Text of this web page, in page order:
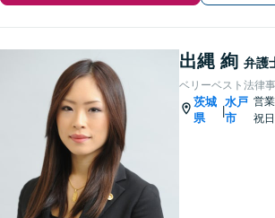
出縄 絢 弁護
ベリーベスト法律
茨城
県
|
水戸
市
営
祝日